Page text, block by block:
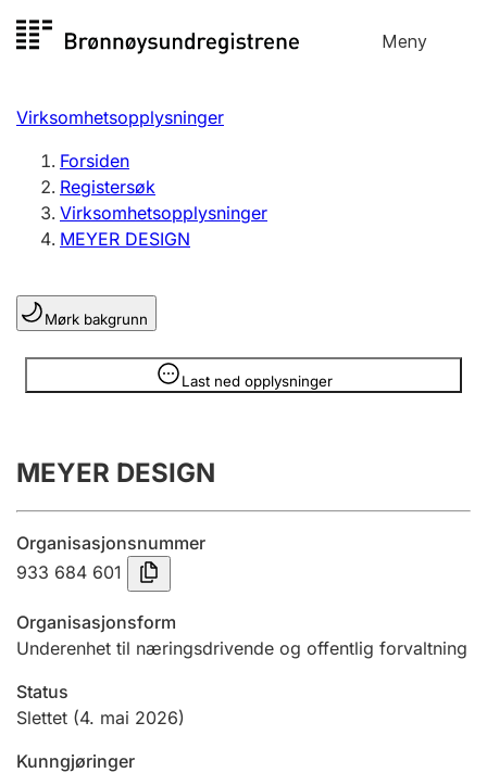
til
Meny
Registersøk
Aksjeselskap
Enkeltpersonforetak
Registrere, endre, slette
Lag og forening
Registrere, endre, slette
Innsending og forsinkelsesgebyr
Tinglysing
Jeger
Virksomhetsopplysninger
Forsiden
Registersøk
Virksomhetsopplysninger
MEYER DESIGN
Mørk bakgrunn
Last ned opplysninger
Opplysninger er skjult
MEYER DESIGN
Organisasjonsnummer
933 684 601
Organisasjonsform
Underenhet til næringsdrivende og offentlig forvaltning
Status
Slettet (4. mai 2026)
Kunngjøringer